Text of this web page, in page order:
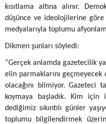
kısıtlama altına alınır.
düşünce ve ideolojilerine göre
medyalarıyla toplumu
Dikmen şunları söyledi:
“Gerçek anlamda gazetecilik
elin parmaklarını
olacağını bilmiyor. Gazeteci
koymaya başladık. Kim
dediğimiz sıkıntılı günler
toplumu bilgilendirmek